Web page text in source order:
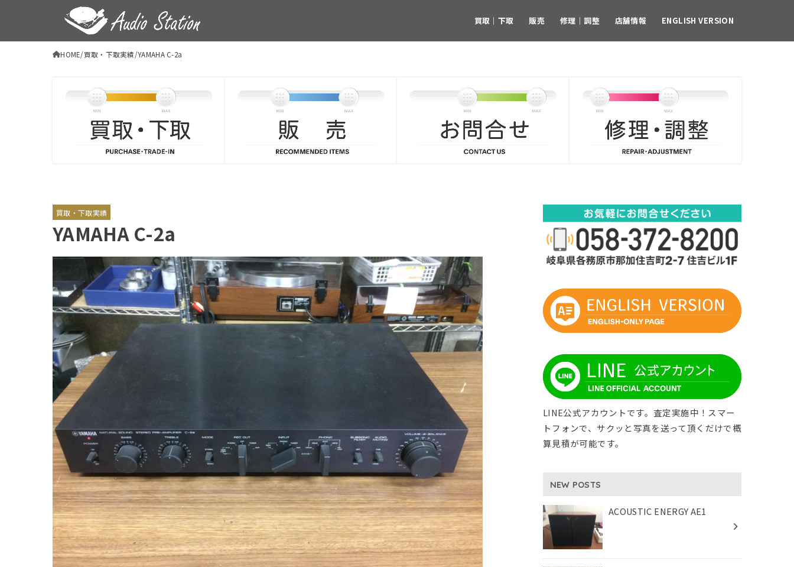
買取｜下取 販売 修理｜調整 店舗情報 ENGLISH VERSION
HOME 買取・下取実績 YAMAHA C-2a
買取・下取実績
YAMAHA C-2a
LINE公式アカウントです。査定実施中！スマー
トフォンで、サクッと写真を送って頂くだけで概
算見積が可能です。
NEW POSTS
ACOUSTIC ENERGY AE1